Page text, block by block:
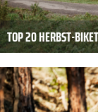
TOP 20 HERBST-